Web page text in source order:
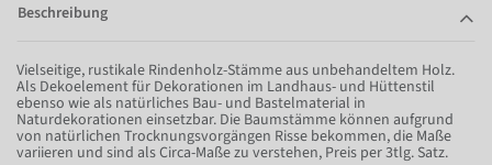
Beschreibung
Vielseitige, rustikale Rindenholz-Stämme aus unbehandeltem Holz.
Als Dekoelement für Dekorationen im Landhaus- und Hüttenstil
ebenso wie als natürliches Bau- und Bastelmaterial in
Naturdekorationen einsetzbar. Die Baumstämme können aufgrund
von natürlichen Trocknungsvorgängen Risse bekommen, die Maße
variieren und sind als Circa-Maße zu verstehen, Preis per 3tlg. Satz.